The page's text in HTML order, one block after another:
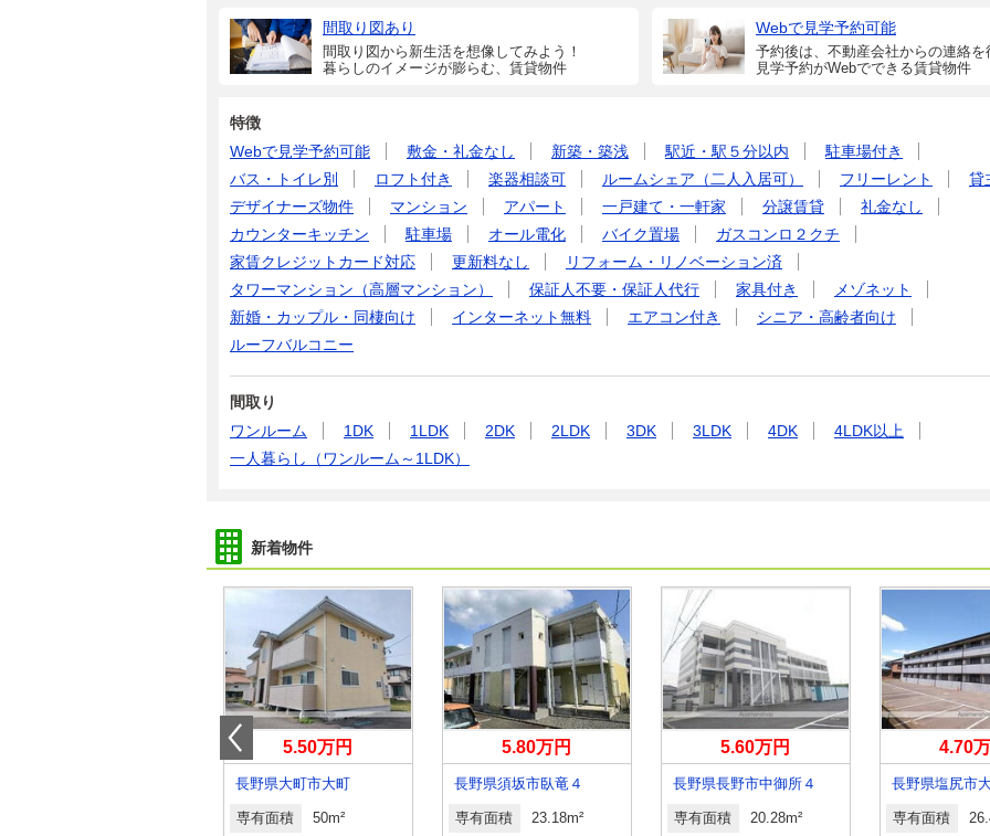
間取り図あり
間取り図から新生活を想像してみよう！
暮らしのイメージが膨らむ、賃貸物件
Webで見学予約可能
予約後は、不動産会社からの連絡を
見学予約がWebでできる賃貸物件
特徴
Webで見学予約可能
敷金・礼金なし 新築・築浅 駅近・駅５分以内
駐車場付き
バス・トイレ別
ロフト付き 楽器相談可 ルームシェア（二人入居可） フリーレント
貸
デザイナーズ物件
マンション アパート 一戸建て・一軒家 分譲賃貸
礼金なし
カウンターキッチン
駐車場 オール電化 バイク置場
ガスコンロ２クチ
家賃クレジットカード対応
更新料なし
リフォーム・リノベーション済
タワーマンション（高層マンション）
保証人不要・保証人代行 家具付き
メゾネット
新婚・カップル・同棲向け
インターネット無料 エアコン付き
シニア・高齢者向け
ルーフバルコニー
間取り
ワンルーム
1DK 1LDK 2DK 2LDK 3DK 3LDK 4DK
4LDK以上
一人暮らし（ワンルーム～1LDK）
新着物件
5.50万円
長野県大町市大町
専有面積 50m²
5.80万円
長野県須坂市臥竜４
専有面積 23.18m²
5.60万円
長野県長野市中御所４
専有面積 20.28m²
4.70
専有面積